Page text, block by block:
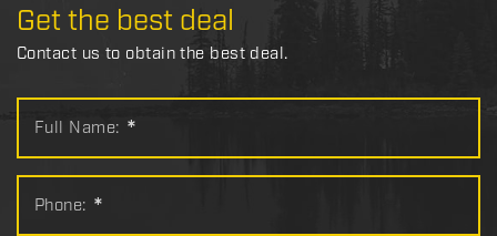
Get the best deal
Contact us to obtain the best deal.
Full Name: *
Phone: *